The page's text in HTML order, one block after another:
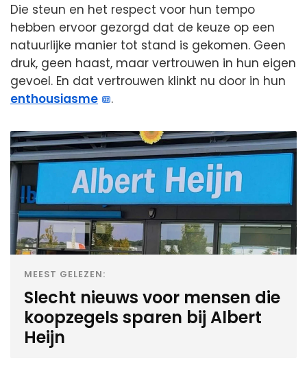
Die steun en het respect voor hun tempo
hebben ervoor gezorgd dat de keuze op een
natuurlijke manier tot stand is gekomen. Geen
druk, geen haast, maar vertrouwen in hun eigen
gevoel. En dat vertrouwen klinkt nu door in hun
enthousiasme
.
MEEST GELEZEN:
Slecht nieuws voor mensen die
koopzegels sparen bij Albert
Heijn